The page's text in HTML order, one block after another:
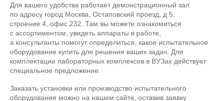
Для вашего удобства работает демонстрационный зал
по адресу город Москва, Остаповский проезд, д 5,
строение 4, офис 232. Там вы можете ознакомиться
с ассортиментом, увидеть аппараты в работе,
а консультанты помогут определиться, какое испытательное
оборудование купить для решения ваших задач. Для
комплектации лабораторных комплексов в ВУЗах действует
специальное предложение.
Заказать установки или производство испытательного
оборудования можно на нашем сайте, оставив заявку